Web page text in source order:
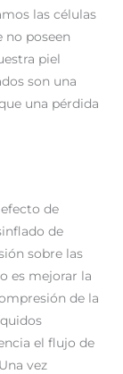
las células
no poseen
piel
son una
una pérdida
de
de
sobre las
es mejorar la
de la
el flujo de
vez